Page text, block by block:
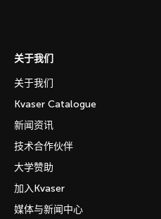
关于我们
关于我们
Kvaser Catalogue
新闻资讯
技术合作伙伴
大学赞助
加入Kvaser
媒体与新闻中心